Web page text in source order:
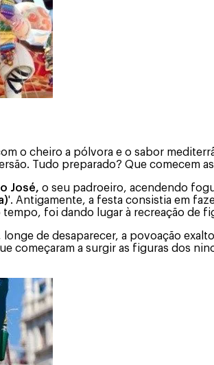
o cheiro a pólvora e o sabor
Tudo preparado? Que comecem as
José, o seu padroeiro, acendendo
'. Antigamente, a festa consistia em
foi dando lugar à recreação de
de desaparecer, a povoação
começaram a surgir as figuras dos